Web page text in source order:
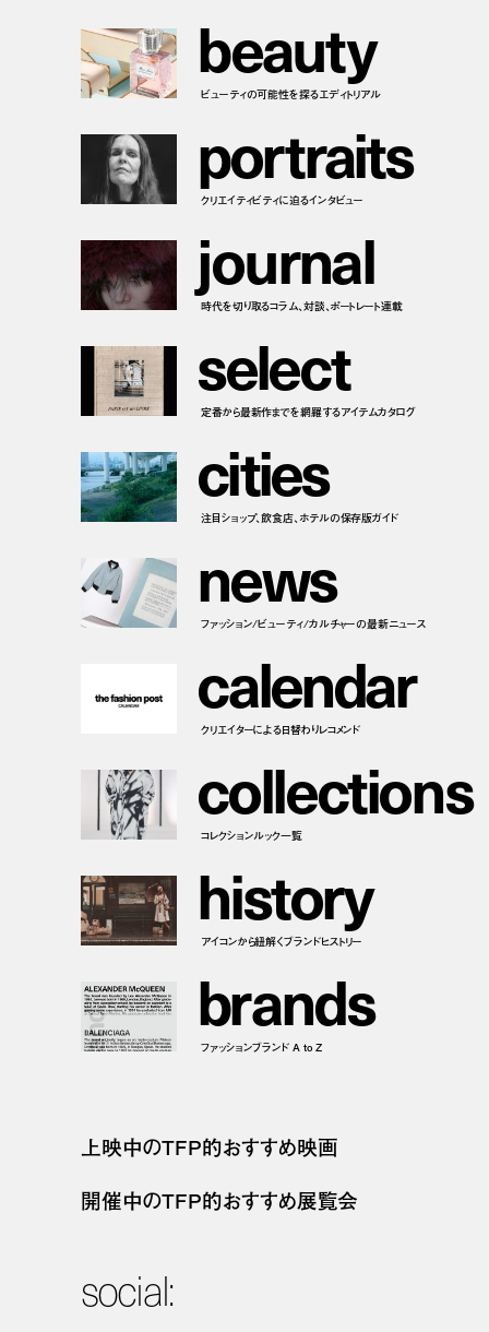
beauty
ビューティの可能性を探るエディトリアル
portraits
クリエイティビティに迫るインタビュー
journal
時代を切り取るコラム、対談、ポートレート連載
select
定番から最新作までを網羅するアイテムカタログ
cities
注目ショップ、飲食店、ホテルの保存版ガイド
news
ファッション/ビューティ/カルチャーの最新ニュース
calendar
クリエイターによる日替わりレコメンド
collections
コレクションルック一覧
history
アイコンから紐解くブランドヒストリー
brands
ファッションブランド A to Z
上映中のTFP的おすすめ映画
開催中のTFP的おすすめ展覧会
social: